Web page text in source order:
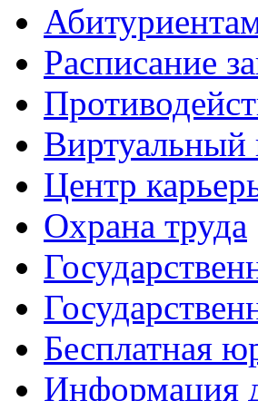
Расписание
Виртуальный
Центр
Охрана труда
Бесплатная
Информация